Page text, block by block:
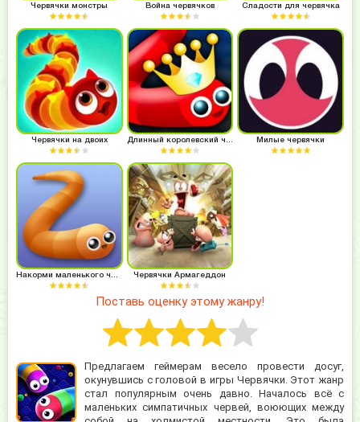
Предлагаем геймерам весело провести досуг,
окунувшись с головой в игры Червячки. Этот жанр
стал популярным очень давно. Началось всё с
маленьких симпатичных червей, воюющих между
Поставь оценку этому жанру!
Червячки монстры Война червячков Сладости для червячка
Червячки на двоих Длинный королевский червячок Милые червячки
Накорми маленького червячка Червячки Армагеддон